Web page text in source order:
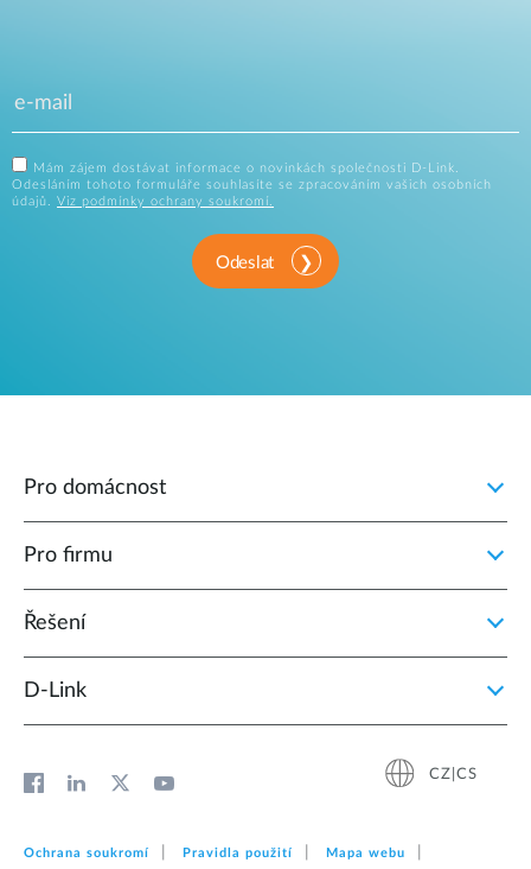
Mám zájem dostávat informace o novinkách společnosti D-Link.
Odesláním tohoto formuláře souhlasíte se zpracováním vašich osobních
údajů. Viz podmínky ochrany soukromí.
Odeslat
Pro domácnost
Pro firmu
Řešení
D‑Link
CZ|CS
Ochrana soukromí Pravidla použití Mapa webu